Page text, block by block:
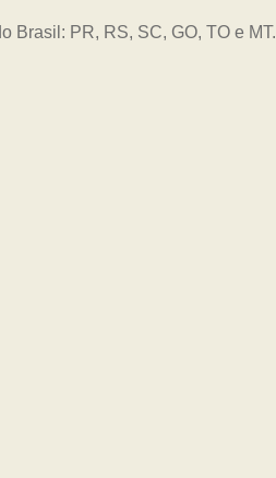
Brasil: PR, RS, SC, GO, TO e MT.